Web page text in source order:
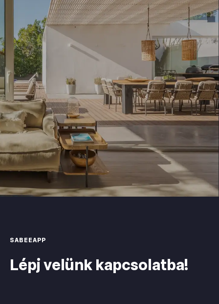
SABEEAPP
Lépj velünk kapcsolatba!